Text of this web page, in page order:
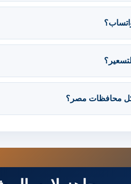
محافظات مصر؟